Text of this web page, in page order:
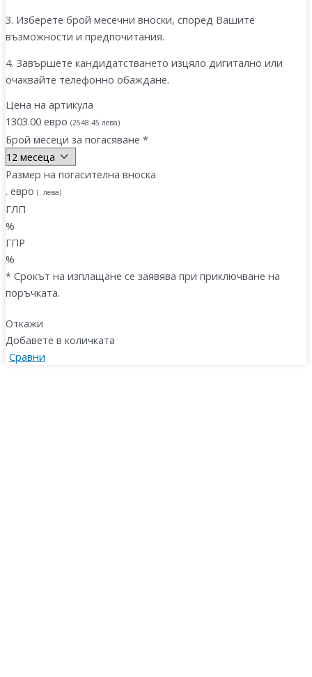
3. Изберете брой месечни вноски, според Вашите
възможности и предпочитания.
4. Завършете кандидатстването изцяло дигитално или
очаквайте телефонно обаждане.
Цена на артикула
1303.00 евро (2548 45 лева)
Брой месеци за погасяване *
Размер на погасителна вноска
. евро ( лева)
ГЛП
%
ГПР
%
* Срокът на изплащане се заявява при приключване на
поръчката.
Откажи
Добавете в количката
Сравни